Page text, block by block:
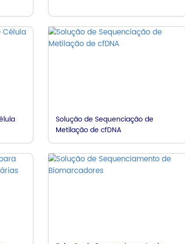
Solução de Sequenciação de
Metilação de cfDNA